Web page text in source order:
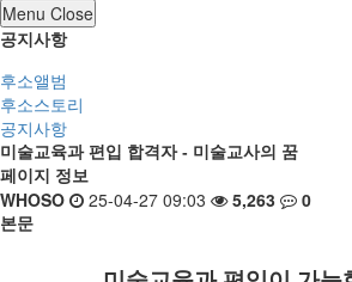
Menu Close
공지사항
후소앨범
후소스토리
공지사항
미술교육과 편입 합격자 - 미술교사의 꿈
페이지 정보
WHOSO 25-04-27 09:03 5,263 0
본문